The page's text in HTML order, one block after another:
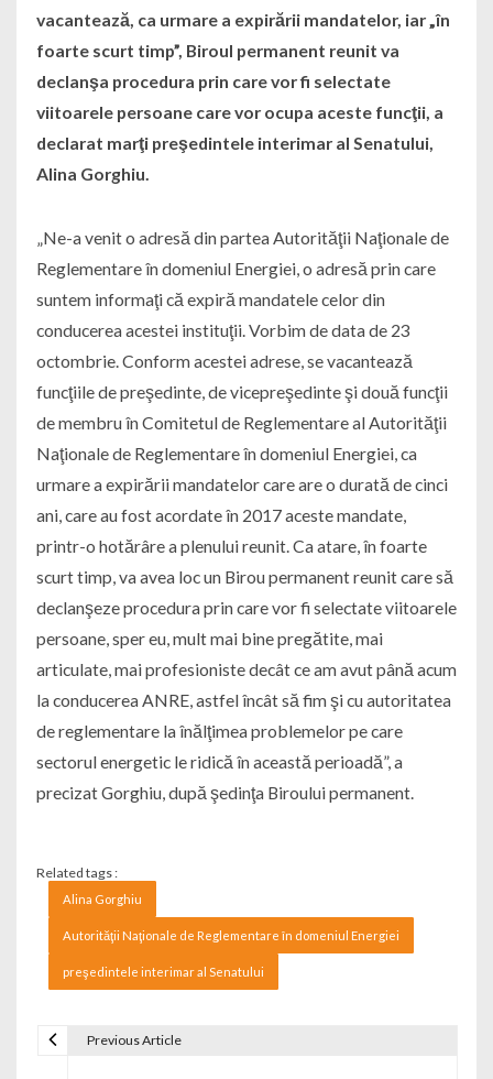
vacantează, ca urmare a expirării mandatelor, iar „în
foarte scurt timp”, Biroul permanent reunit va
declanşa procedura prin care vor fi selectate
viitoarele persoane care vor ocupa aceste funcţii, a
declarat marţi preşedintele interimar al Senatului,
Alina Gorghiu.
„Ne-a venit o adresă din partea Autorităţii Naţionale de
Reglementare în domeniul Energiei, o adresă prin care
suntem informaţi că expiră mandatele celor din
conducerea acestei instituţii. Vorbim de data de 23
octombrie. Conform acestei adrese, se vacantează
funcţiile de preşedinte, de vicepreşedinte şi două funcţii
de membru în Comitetul de Reglementare al Autorităţii
Naţionale de Reglementare în domeniul Energiei, ca
urmare a expirării mandatelor care are o durată de cinci
ani, care au fost acordate în 2017 aceste mandate,
printr-o hotărâre a plenului reunit. Ca atare, în foarte
scurt timp, va avea loc un Birou permanent reunit care să
declanşeze procedura prin care vor fi selectate viitoarele
persoane, sper eu, mult mai bine pregătite, mai
articulate, mai profesioniste decât ce am avut până acum
la conducerea ANRE, astfel încât să fim şi cu autoritatea
de reglementare la înălţimea problemelor pe care
sectorul energetic le ridică în această perioadă”, a
precizat Gorghiu, după şedinţa Biroului permanent.
Related tags :
Alina Gorghiu
Autorităţii Naţionale de Reglementare în domeniul Energiei
preşedintele interimar al Senatului
Previous Article